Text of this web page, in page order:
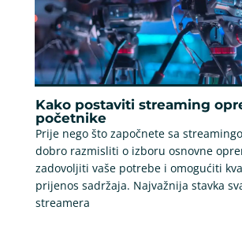
Kako postaviti streaming
početnike
Prije nego što započnete sa
dobro razmisliti o izboru osnovne
zadovoljiti vaše potrebe i omogućiti
prijenos sadržaja. Najvažnija stavka
streamera